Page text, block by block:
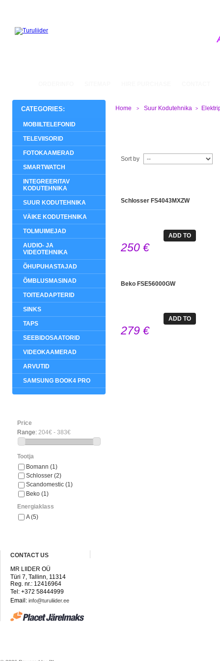
CATEGORIES:
MOBIILTELEFONID
TELEVIISORID
FOTOKAAMERAD
SMARTWATCH
INTEGREERITAV
KODUTEHNIKA
SUUR KODUTEHNIKA
VÄIKE KODUTEHNIKA
TOLMUIMEJAD
AUDIO- JA
VIDEOTEHNIKA
ÕHUPUHASTAJAD
ÕMBLUSMASINAD
TOITEADAPTERID
SINKS
TAPS
SEEBIDOSAATORID
VIDEOKAAMERAD
ARVUTID
SAMSUNG BOOK4 PRO
Price
Range: 204€ - 383€
Tootja
Bomann (1)
Schlosser (2)
Scandomestic (1)
Beko (1)
Energiaklass
A(5)
Home > Suur Kodutehnika >
Sort by
Schlosser FS4043MXZW
250 €
ADD TO
Beko FSE56000GW
279 €
ADD TO
CONTACT US
MR LIIDER OÜ
Türi 7, Tallinn, 11314
Reg. nr.: 12416964
Tel: +372 58444999
Email: info@turuliider.ee